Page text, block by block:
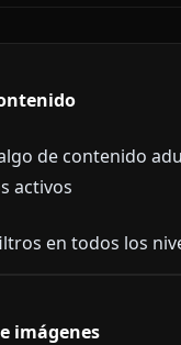
de contenido
activos
en todos los
imágenes